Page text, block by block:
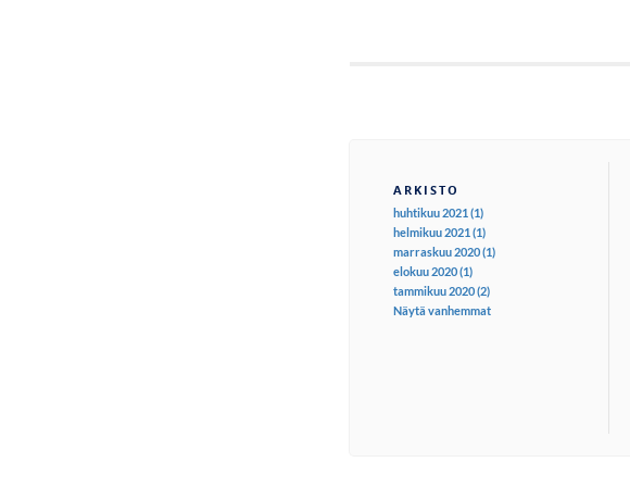
ARKISTO
huhtikuu 2021 (1)
helmikuu 2021 (1)
marraskuu 2020 (1)
elokuu 2020 (1)
tammikuu 2020 (2)
Näytä vanhemmat